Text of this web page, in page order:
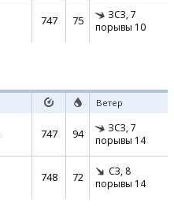
747 75 ЗСЗ, 7
порывы 10
Ветер
747 94 ЗСЗ, 7
порывы 14
748 72 СЗ, 8
порывы 14